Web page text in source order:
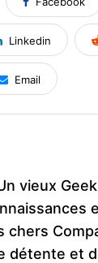
Linkedin
Email
vieux
chers
détente et